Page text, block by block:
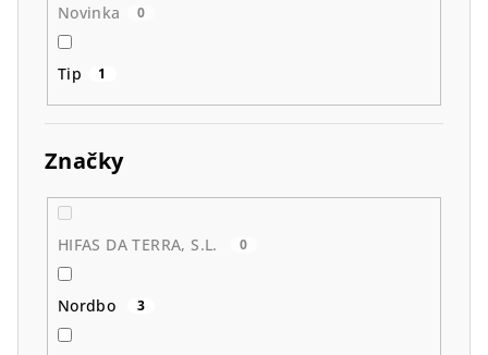
Novinka 0
Tip 1
Značky
HIFAS DA TERRA, S.L. 0
Nordbo 3